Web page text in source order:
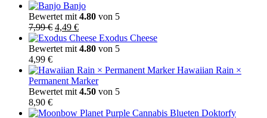
Banjo
Bewertet mit 4.80 von 5
7,99€ Ursprünglicher
Preis
war:
4,49 €Aktueller
Preis
ist:
Exodus Cheese
Bewertet mit 4.80 von 5
4,99 €
Hawaiian Rain ×
Permanent Marker
Bewertet mit 4.50 von 5
8,90 €